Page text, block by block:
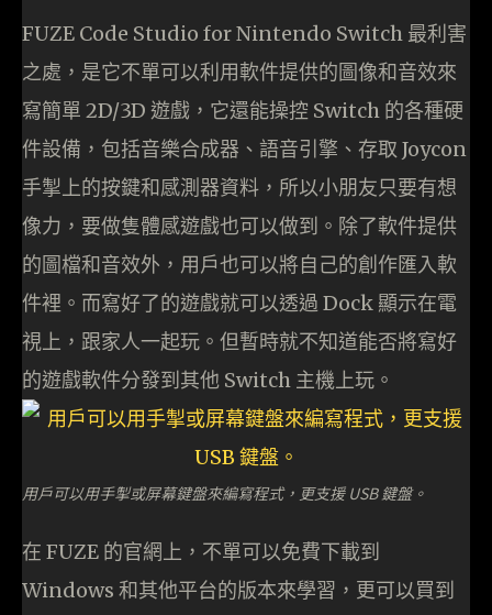
FUZE Code Studio for Nintendo Switch 最利害
之處，是它不單可以利用軟件提供的圖像和音效來
寫簡單 2D/3D 遊戲，它還能操控 Switch 的各種硬
件設備，包括音樂合成器、語音引擎、存取 Joycon
手掣上的按鍵和感測器資料，所以小朋友只要有想
像力，要做隻體感遊戲也可以做到。除了軟件提供
的圖檔和音效外，用戶也可以將自己的創作匯入軟
件裡。而寫好了的遊戲就可以透過 Dock 顯示在電
視上，跟家人一起玩。但暫時就不知道能否將寫好
的遊戲軟件分發到其他 Switch 主機上玩。
用戶可以用手掣或屏幕鍵盤來編寫程式，更支援 USB 鍵盤。
在 FUZE 的官網上，不單可以免費下載到
Windows 和其他平台的版本來學習，更可以買到